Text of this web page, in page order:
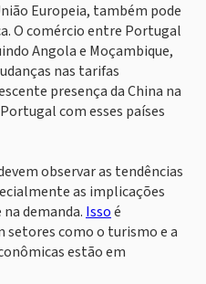
Europeia, também pode
O comércio entre Portugal
Angola e Moçambique,
nas tarifas
presença da China na
com esses países
observar as tendências
as implicações
demanda. Issoé
como o turismo e a
estão em